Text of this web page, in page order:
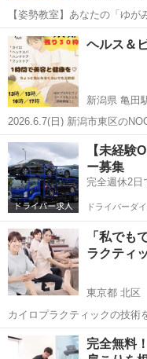
【姿勢教室】あなたの「ゆがみ
反り腰・肩の高さの左右差…
きているかもしれません。 この姿勢教室では、全健会式カイロプラク
ティックの...
愛知 名古屋市 名古屋
ヘルス＆
新潟県 亀田
2026.6.7(日) 新潟市東区のNOCプ
ラクティック ❋ハンドケア ❋フ
の4つをすべて体験いただけ
と30...
新潟 新潟市 亀田駅
【未経験
ー募集
完全週休2日
ドライバーダ
「私でも
ラクティ
東京都 北区
カイロプラクティックの技術
職先をしようか。 期待と同時に湧いてくる不安を解消するために、 一
日丸々使って、体験します。 ■体験の一日の流れ
東京 北区 カイロ
完全無料